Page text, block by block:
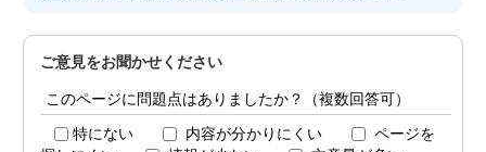
ご意見をお聞かせください
このページに問題点はありましたか？（複数回答可）
特にない 内容が分かりにくい
ページを